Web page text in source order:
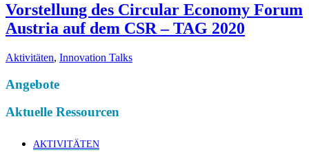
Vorstellung des Circular Economy Forum
Austria auf dem CSR – TAG 2020
Aktivitäten, Innovation Talks
Angebote
Aktuelle Ressourcen
AKTIVITÄTEN